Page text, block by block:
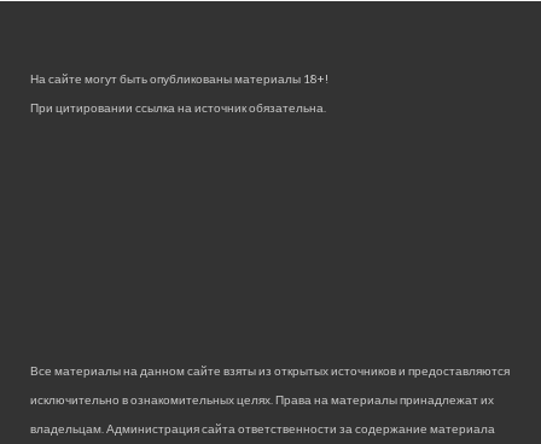
На сайте могут быть опубликованы материалы 18+!
При цитировании ссылка на источник обязательна.
Все материалы на данном сайте взяты из открытых источников и предоставляются
исключительно в ознакомительных целях. Права на материалы принадлежат их
владельцам. Администрация сайта ответственности за содержание материала